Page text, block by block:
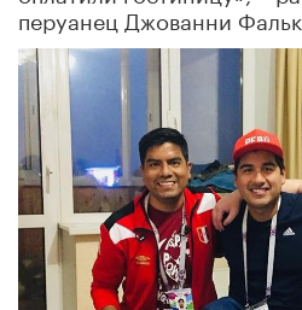
перуанец Джованни